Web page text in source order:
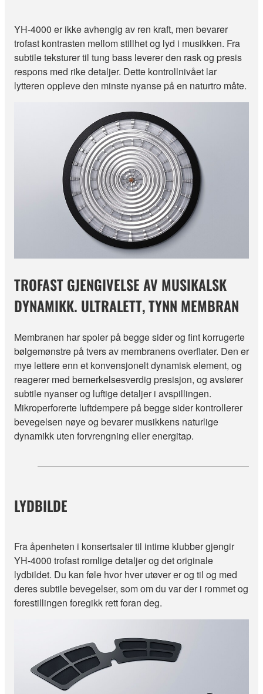
YH-4000 er ikke avhengig av ren kraft, men bevarer
trofast kontrasten mellom stillhet og lyd i musikken. Fra
subtile teksturer til tung bass leverer den rask og presis
respons med rike detaljer. Dette kontrollnivået lar
lytteren oppleve den minste nyanse på en naturtro måte.
TROFAST GJENGIVELSE AV MUSIKALSK
DYNAMIKK. ULTRALETT, TYNN MEMBRAN
Membranen har spoler på begge sider og fint korrugerte
bølgemønstre på tvers av membranens overflater. Den er
mye lettere enn et konvensjonelt dynamisk element, og
reagerer med bemerkelsesverdig presisjon, og avslører
subtile nyanser og luftige detaljer i avspillingen.
Mikroperforerte luftdempere på begge sider kontrollerer
bevegelsen nøye og bevarer musikkens naturlige
dynamikk uten forvrengning eller energitap.
LYDBILDE
Fra åpenheten i konsertsaler til intime klubber gjengir
YH-4000 trofast romlige detaljer og det originale
lydbildet. Du kan føle hvor hver utøver er og til og med
deres subtile bevegelser, som om du var der i rommet og
forestillingen foregikk rett foran deg.